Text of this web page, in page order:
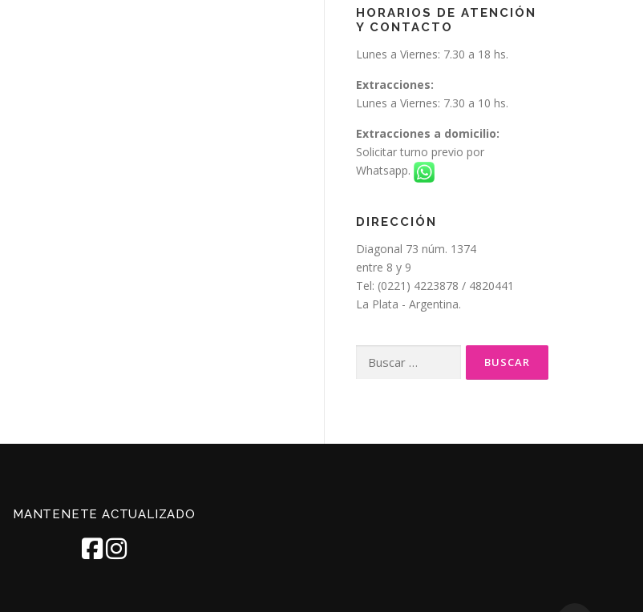
HORARIOS DE ATENCIÓN
Y CONTACTO
Lunes a Viernes: 7.30 a 18 hs.
Extracciones:
Lunes a Viernes: 7.30 a 10 hs.
Extracciones a domicilio:
Solicitar turno previo por
Whatsapp.
DIRECCIÓN
Diagonal 73 núm. 1374
entre 8 y 9
Tel: (0221) 4223878 / 4820441
La Plata - Argentina.
MANTENETE ACTUALIZADO